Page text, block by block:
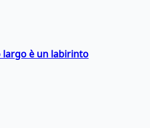
largo è un labirinto